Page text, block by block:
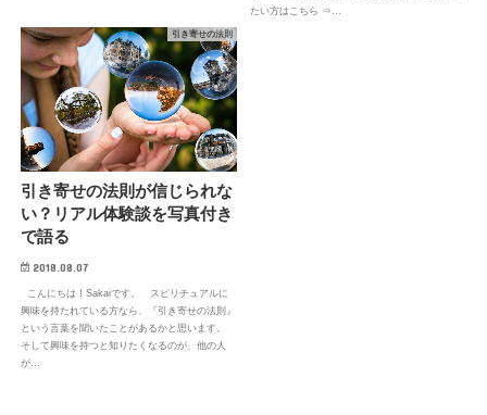
たい方はこちら ⇒…
引き寄せの法則
引き寄せの法則が信じられな
い？リアル体験談を写真付き
で語る
2018.08.07
こんにちは！Sakaiです。 スピリチュアルに
興味を持たれている方なら、『引き寄せの法則』
という言葉を聞いたことがあるかと思います。
そして興味を持つと知りたくなるのが、他の人
が…